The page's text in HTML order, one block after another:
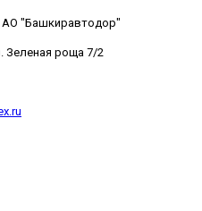
"Башкиравтодор"
Зеленая роща 7/2